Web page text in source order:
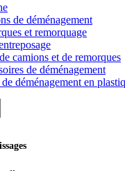
de déménagement
et remorquage
camions et de remorques
de déménagement
déménagement en